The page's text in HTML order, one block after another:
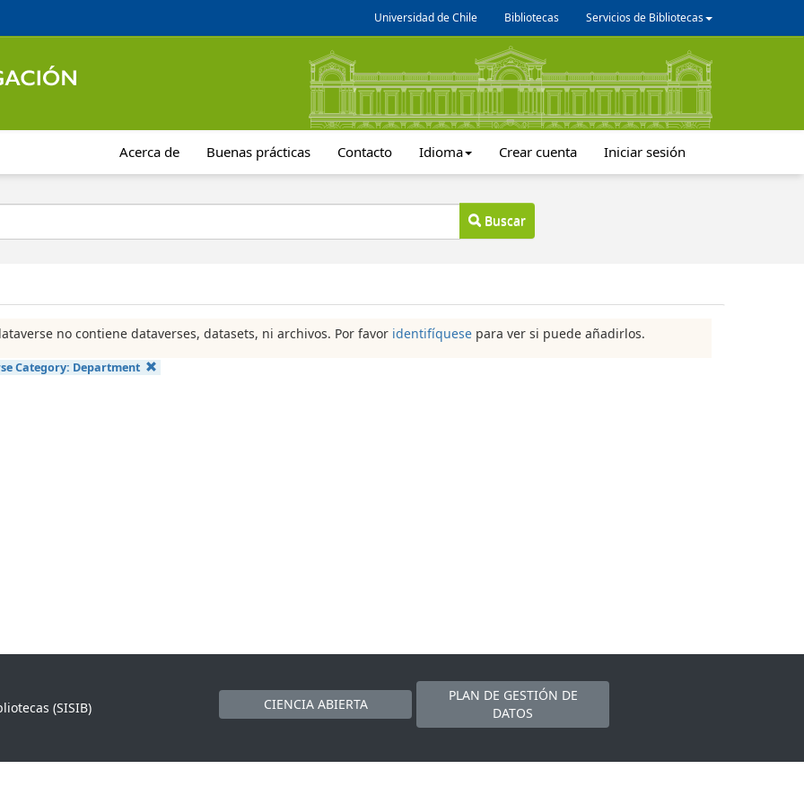
Universidad de Chile Bibliotecas Servicios de Bibliotecas
Acerca de Buenas prácticas Contacto Idioma Crear cuenta Iniciar sesión
Buscar
no contiene dataverses, datasets, ni archivos. Por favor identifíquese para ver si puede añadirlos.
Category: Department
(SISIB)
CIENCIA ABIERTA
PLAN DE GESTIÓN DE
DATOS